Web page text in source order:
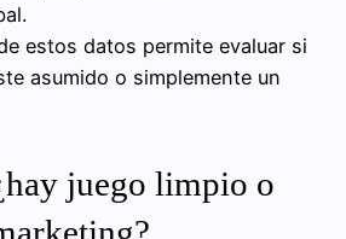
estos datos permite evaluar si
asumido o simplemente un
juego limpio o